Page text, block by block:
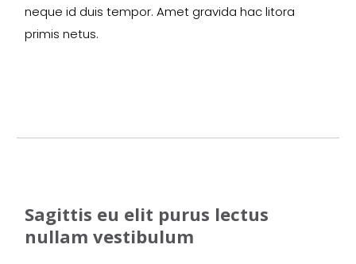
neque id duis tempor. Amet gravida hac litora
primis netus.
Sagittis eu elit purus lectus
nullam vestibulum